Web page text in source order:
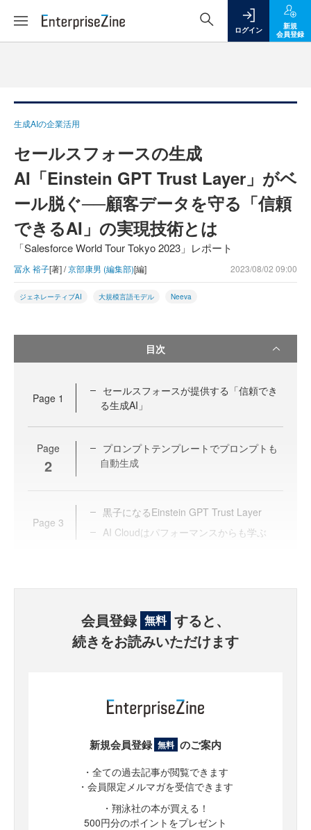
ログイン
新規
会員登録
生成AIの企業活用
セールスフォースの生成
AI「Einstein GPT Trust Layer」がベ
ール脱ぐ──顧客データを守る「信頼
できるAI」の実現技術とは
「Salesforce World Tour Tokyo 2023」レポート
冨永 裕子[著] /京部康男 (編集部)[編] 2023/08/02 09:00
ジェネレーティブAI 大規模言語モデル Neeva
目次
Page 1
セールスフォースが提供する「信頼でき
る生成AI」
Page
2
プロンプトテンプレートでプロンプトも
自動生成
Page 3
黒子になるEinstein GPT Trust Layer
AI Cloudはパフォーマンスからも学ぶ
会員登録 無料 すると、
続きをお読みいただけます
新規会員登録 無料 のご案内
・全ての過去記事が閲覧できます
・会員限定メルマガを受信できます
・翔泳社の本が買える！
500円分のポイントをプレゼント